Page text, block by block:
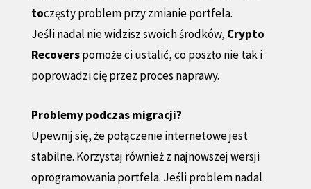
toczęsty problem przy zmianie portfela.
Jeśli nadal nie widzisz swoich środków, Crypto
Recoverspomoże ci ustalić, co poszło nie tak i
poprowadzi cię przez proces naprawy.
Problemy podczas migracji?
Upewnij się, że połączenie internetowe jest
stabilne. Korzystaj również z najnowszej wersji
oprogramowania portfela. Jeśli problem nadal